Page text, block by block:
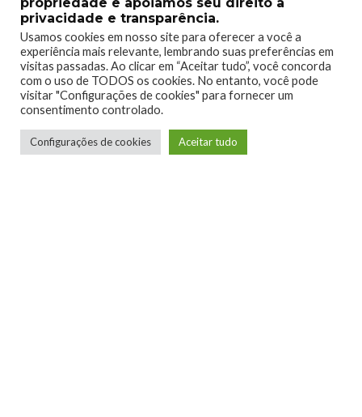
jogo até mesmo um desodorante.
LINK – https://amzn.to/3xHL15n
PARTICIPE DO NOSSO GRUPO NO TELEGRAM
https://t.me/grupogamemania
Nossas redes sociais:
privacidade e transparência.
Usamos cookies em nosso site para oferecer a você a
experiência mais relevante, lembrando suas preferências em
visitas passadas. Ao clicar em “Aceitar tudo”, você concorda
com o uso de TODOS os cookies. No entanto, você pode
visitar "Configurações de cookies" para fornecer um
consentimento controlado.
Configurações de cookies Aceitar tudo